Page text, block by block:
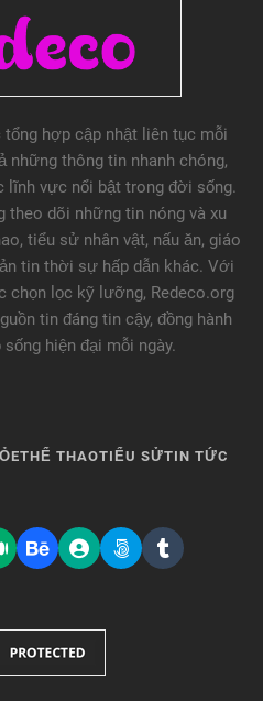
hợp cập nhật liên tục mỗi
những thông tin nhanh chóng,
lĩnh vực nổi bật trong đời sống.
theo dõi những tin nóng và xu
tiểu sử nhân vật, nấu ăn, giáo
tin thời sự hấp dẫn khác. Với
chọn lọc kỹ lưỡng, Redeco.org
tin đáng tin cậy, đồng hành
hiện đại mỗi ngày.
THỂ THAOTIỂU SỬTIN TỨC